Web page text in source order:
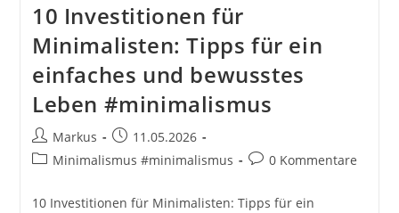
10 Investitionen für
Minimalisten: Tipps für ein
einfaches und bewusstes
Leben #minimalismus
Beitrags-
Autor:
Markus
Beitrag
veröffentlicht:
11.05.2026
Beitrags-
Minimalismus #minimalismus
Beitrags-
0 Kommentare
10 Investitionen für Minimalisten: Tipps für ein